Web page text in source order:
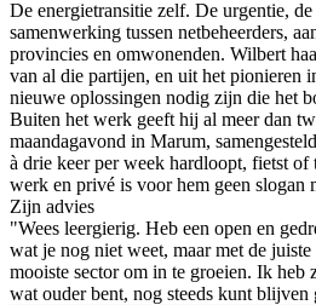
De energietransitie zelf. De urgentie,
samenwerking tussen netbeheerders,
provincies en omwonenden. Wilbert
van al die partijen, en uit het pionieren
nieuwe oplossingen nodig zijn die het
Buiten het werk geeft hij al meer dan
maandagavond in Marum,
à drie keer per week hardloopt, fietst of
werk en privé is voor hem geen slogan
Zijn advies
"Wees leergierig. Heb een open en
wat je nog niet weet, maar met de
mooiste sector om in te groeien. Ik heb
wat ouder bent, nog steeds kunt blijven